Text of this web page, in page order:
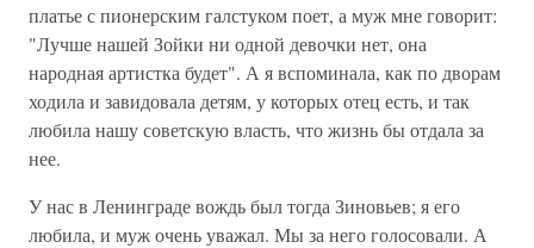
платье с пионерским галстуком поет, а муж мне говорит:
"Лучше нашей Зойки ни одной девочки нет, она
народная артистка будет". А я вспоминала, как по дворам
ходила и завидовала детям, у которых отец есть, и так
любила нашу советскую власть, что жизнь бы отдала за
нее.
У нас в Ленинграде вождь был тогда Зиновьев; я его
любила, и муж очень уважал. Мы за него голосовали. А